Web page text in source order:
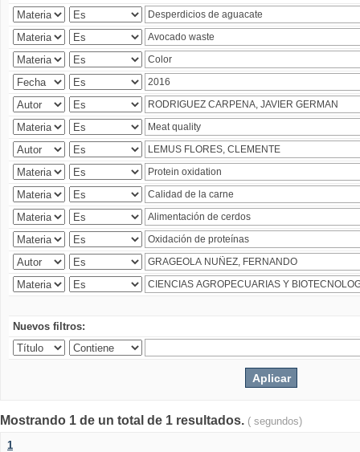
Nuevos filtros:
Mostrando 1 de un total de 1 resultados. ( segundos)
1